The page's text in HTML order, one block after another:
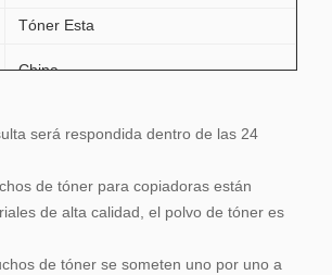
Tóner Esta
China
modelos mixtos disponibles.
será respondida dentro de las 24
de tóner para copiadoras están
de alta calidad, el polvo de tóner es
de tóner se someten uno por uno a